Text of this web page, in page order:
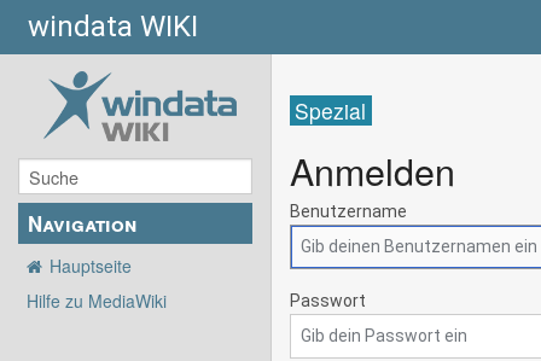
windata WIKI
Navigation
Hauptseite
Hilfe zu MediaWiki
Spezial
Anmelden
Benutzername
Passwort